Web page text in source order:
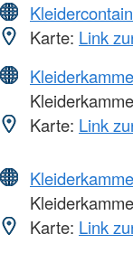
Karte: Link
Karte: Link
Karte: Link